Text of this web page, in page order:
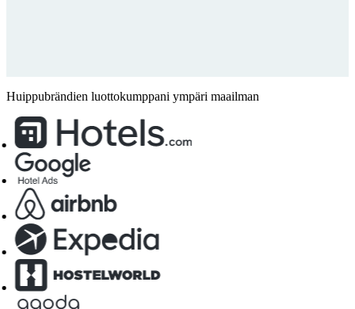
Huippubrändien luottokumppani ympäri maailman